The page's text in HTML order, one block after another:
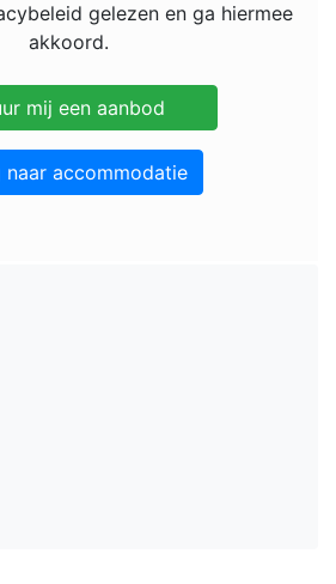
gelezen en ga hiermee
akkoord.
naar accommodatie